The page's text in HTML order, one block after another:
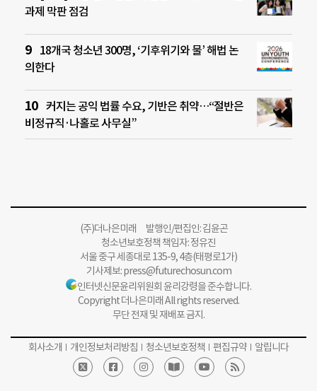
과제 막판 점검
18개국 청소년 300명, ‘기후위기와 물’ 해법 논
의한다
커지는 공익 법률 수요, 기반은 취약…“절반은
비정규직·나홀로 사무실”
(주)더나은미래 발행인/편집인: 김윤곤
청소년보호정책 책임자: 정유진
서울 중구 세종대로 135-9, 4층(태평로1가)
기사제보:press@futurechosun.com
인터넷신문윤리위원회 윤리강령을 준수합니다.
Copyright 더나은미래 All rights reserved.
무단 전재 및 재배포 금지.
회사소개 개인정보처리방침 청소년보호정책 편집규약 알립니다